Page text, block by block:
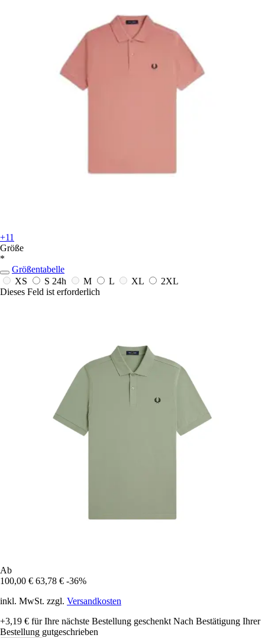
+11
Größe
*
Größentabelle
XS
S 24h M L XL
2XL
Dieses Feld ist erforderlich
Ab
100,00 € 63,78 € -36%
inkl. MwSt. zzgl. Versandkosten
+3,19 € für Ihre nächste Bestellung geschenkt Nach Bestätigung Ihrer
Bestellung gutgeschrieben